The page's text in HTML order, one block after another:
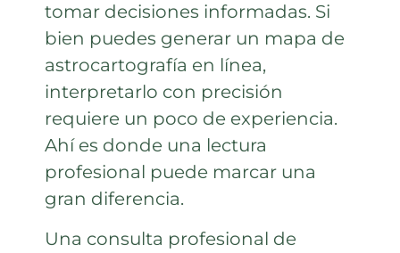
tomar decisiones informadas. Si
bien puedes generar un mapa de
astrocartografía en línea,
interpretarlo con precisión
requiere un poco de experiencia.
Ahí es donde una lectura
profesional puede marcar una
gran diferencia.
Una consulta profesional de